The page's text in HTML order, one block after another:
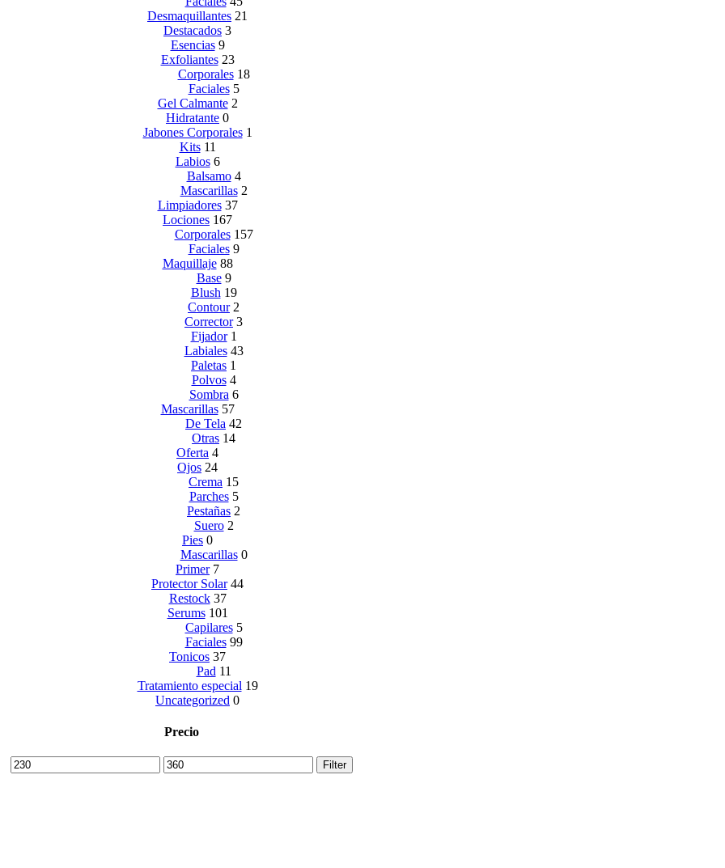
Desmaquillantes 21
Destacados 3
Esencias 9
Exfoliantes 23
Corporales 18
Faciales 5
Gel Calmante 2
Hidratante 0
Jabones Corporales 1
Kits 11
Labios 6
Balsamo 4
Mascarillas 2
Limpiadores 37
Lociones 167
Corporales 157
Faciales 9
Maquillaje 88
Base 9
Blush 19
Contour 2
Corrector 3
Fijador 1
Labiales 43
Paletas 1
Polvos 4
Sombra 6
Mascarillas 57
De Tela 42
Otras 14
Oferta 4
Ojos 24
Crema 15
Parches 5
Pestañas 2
Suero 2
Pies 0
Mascarillas 0
Primer 7
Protector Solar 44
Restock 37
Serums 101
Capilares 5
Faciales 99
Tonicos 37
Pad 11
Tratamiento especial 19
Uncategorized 0
Precio
Min
price
Max
price
Filter